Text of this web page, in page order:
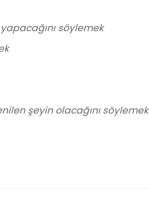
söylemek
şeyin olacağını söylemek